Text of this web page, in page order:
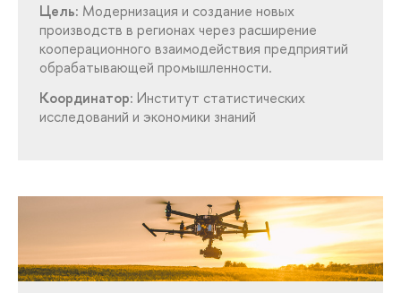
Цель: Модернизация и создание новых
производств в регионах через расширение
кооперационного взаимодействия предприятий
обрабатывающей промышленности.
Координатор: Институт статистических
исследований и экономики знаний